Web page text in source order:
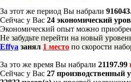
За этот же период Вы набрали
Сейчас у Вас 24 экономический
Экономический опыт можно
Не забудьте перейти на новый
Effyaзанял1 место по скорости
За это же время Вы набрали 21197.99
Сейчас у Вас 27 производственный